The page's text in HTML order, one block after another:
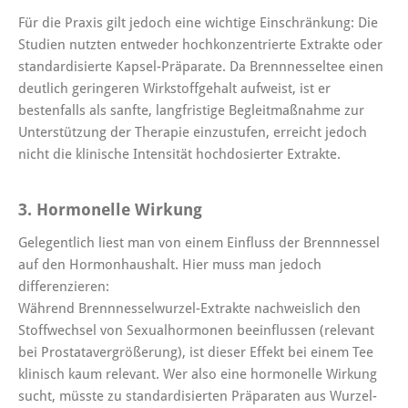
Für die Praxis gilt jedoch eine wichtige Einschränkung: Die
Studien nutzten entweder hochkonzentrierte Extrakte oder
standardisierte Kapsel-Präparate. Da Brennnesseltee einen
deutlich geringeren Wirkstoffgehalt aufweist, ist er
bestenfalls als sanfte, langfristige Begleitmaßnahme zur
Unterstützung der Therapie einzustufen, erreicht jedoch
nicht die klinische Intensität hochdosierter Extrakte.
3. Hormonelle Wirkung
Gelegentlich liest man von einem Einfluss der Brennnessel
auf den Hormonhaushalt. Hier muss man jedoch
differenzieren:
Während Brennnesselwurzel-Extrakte nachweislich den
Stoffwechsel von Sexualhormonen beeinflussen (relevant
bei Prostatavergrößerung), ist dieser Effekt bei einem Tee
klinisch kaum relevant. Wer also eine hormonelle Wirkung
sucht, müsste zu standardisierten Präparaten aus Wurzel-